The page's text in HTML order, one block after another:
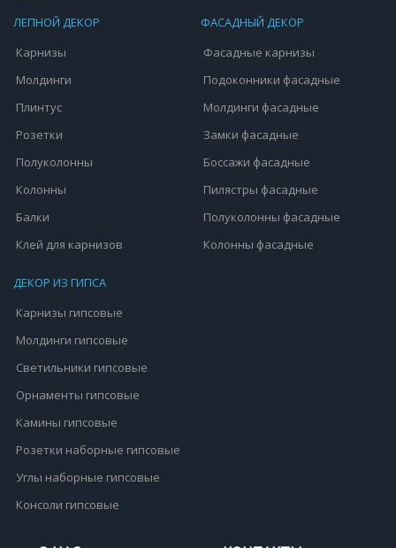
ЛЕПНОЙ ДЕКОР
Карнизы
Молдинги
Плинтус
Розетки
Полуколонны
Колонны
Балки
Клей для карнизов
ФАСАДНЫЙ ДЕКОР
Фасадные карнизы
Подоконники фасадные
Молдинги фасадные
Замки фасадные
Боссажи фасадные
Пилястры фасадные
Полуколонны фасадные
Колонны фасадные
ДЕКОР ИЗ ГИПСА
Карнизы гипсовые
Молдинги гипсовые
Светильники гипсовые
Орнаменты гипсовые
Камины гипсовые
Розетки наборные гипсовые
Углы наборные гипсовые
Консоли гипсовые